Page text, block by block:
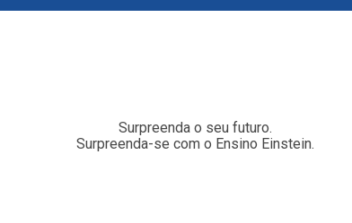
Surpreenda o seu futuro.
Surpreenda-se com o Ensino Einstein.